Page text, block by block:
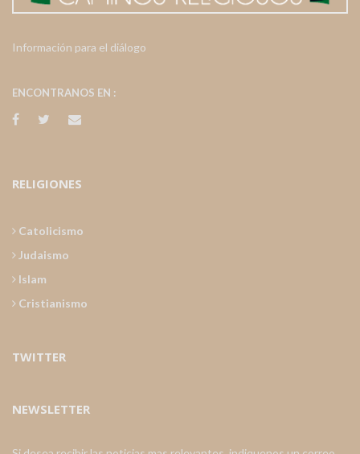
Información para el diálogo
ENCONTRANOS EN :
RELIGIONES
Catolicismo
Judaismo
Islam
Cristianismo
TWITTER
NEWSLETTER